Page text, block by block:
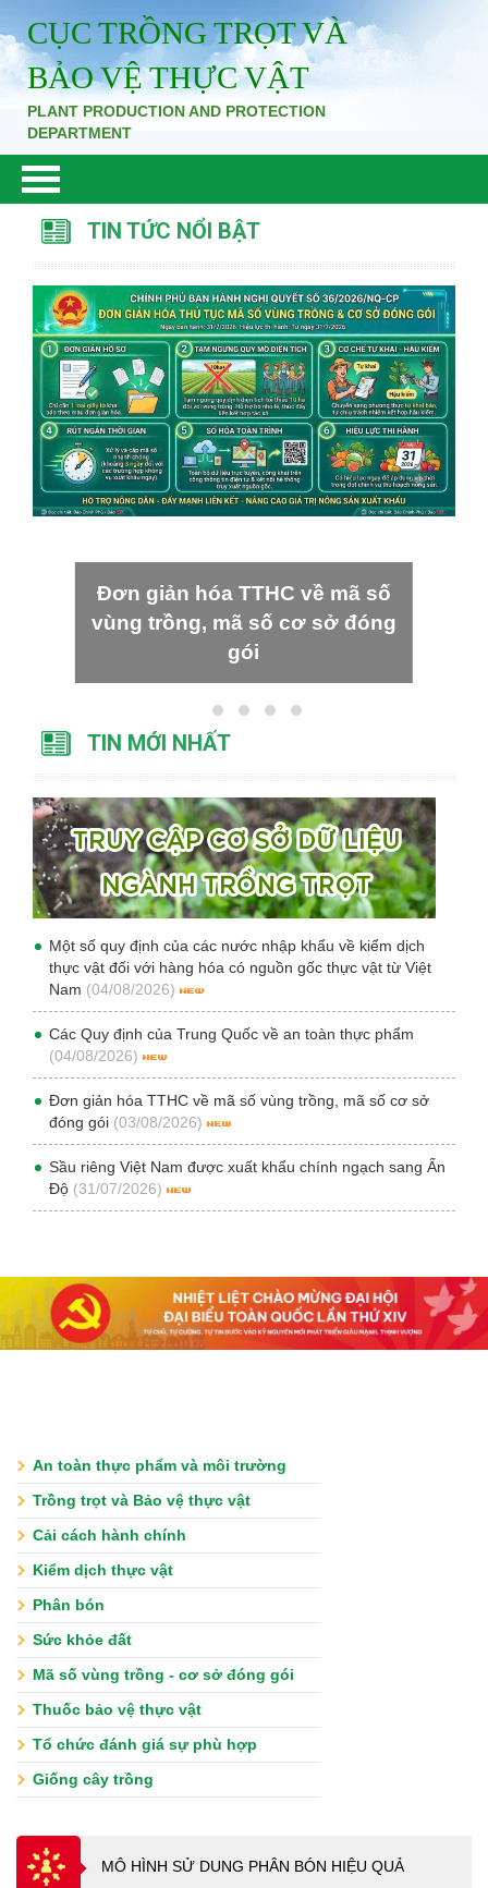
CỤC TRỒNG TRỌT VÀ
BẢO VỆ THỰC VẬT
PLANT PRODUCTION AND PROTECTION
DEPARTMENT
TIN TỨC NỔI BẬT
Đơn giản hóa TTHC về mã số
vùng trồng, mã số cơ sở đóng
gói
TIN MỚI NHẤT
Một số quy định của các nước nhập khẩu về kiểm dịch
thực vật đối với hàng hóa có nguồn gốc thực vật từ Việt
Nam (04/08/2026)
Các Quy định của Trung Quốc về an toàn thực phẩm
(04/08/2026)
Đơn giản hóa TTHC về mã số vùng trồng, mã số cơ sở
đóng gói (03/08/2026)
Sầu riêng Việt Nam được xuất khẩu chính ngạch sang Ấn
Độ (31/07/2026)
An toàn thực phẩm và môi trường
Trồng trọt và Bảo vệ thực vật
Cải cách hành chính
Kiểm dịch thực vật
Phân bón
Sức khỏe đất
Mã số vùng trồng - cơ sở đóng gói
Thuốc bảo vệ thực vật
Tổ chức đánh giá sự phù hợp
Giống cây trồng
MÔ HÌNH SỬ DUNG PHÂN BÓN HIỆU QUẢ